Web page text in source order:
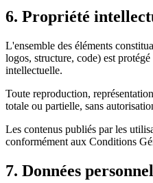
6. Propriété
L'ensemble des éléments
logos, structure, code) est
intellectuelle.
Toute reproduction,
totale ou partielle, sans
Les contenus publiés par les
conformément aux Conditions
7. Données